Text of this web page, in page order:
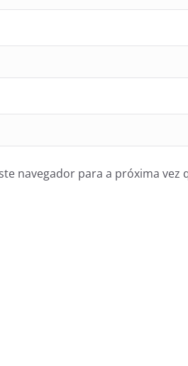
navegador para a próxima vez